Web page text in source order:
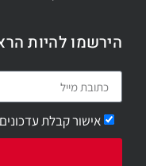
הירשמו להיות
אישור קבלת עדכונים